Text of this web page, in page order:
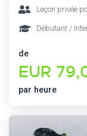
Leçon privée
Débutant /
de
EUR
par heure